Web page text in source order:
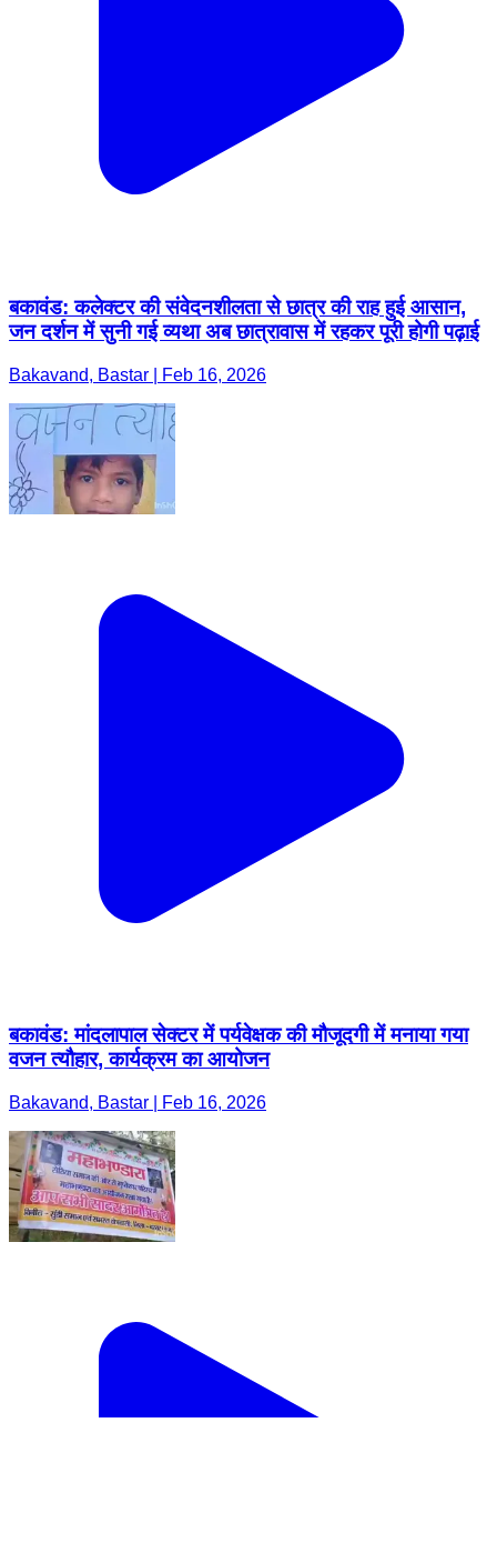
बकावंड: कलेक्टर की संवेदनशीलता से छात्र की राह हुई आसान,
जन दर्शन में सुनी गई व्यथा अब छात्रावास में रहकर पूरी होगी पढ़ाई
Bakavand, Bastar | Feb 16, 2026
बकावंड: मांदलापाल सेक्टर में पर्यवेक्षक की मौजूदगी में मनाया गया
वजन त्यौहार, कार्यक्रम का आयोजन
Bakavand, Bastar | Feb 16, 2026